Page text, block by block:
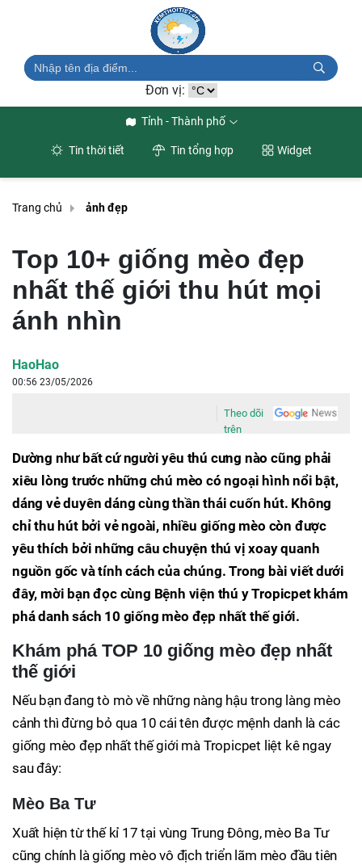
Đơn vị:
Tỉnh - Thành phố
Tin thời tiết Tin tổng hợp Widget
Trang chủ ảnh đẹp
Top 10+ giống mèo đẹp
nhất thế giới thu hút mọi
ánh nhìn
HaoHao
00:56 23/05/2026
Theo dõi
trên
Dường như bất cứ người yêu thú cưng nào cũng phải
xiêu lòng trước những chú mèo có ngoại hình nổi bật,
dáng vẻ duyên dáng cùng thần thái cuốn hút. Không
chỉ thu hút bởi vẻ ngoài, nhiều giống mèo còn được
yêu thích bởi những câu chuyện thú vị xoay quanh
nguồn gốc và tính cách của chúng. Trong bài viết dưới
đây, mời bạn đọc cùng Bệnh viện thú y Tropicpet khám
phá danh sách 10 giống mèo đẹp nhất thế giới.
Khám phá TOP 10 giống mèo đẹp nhất
thế giới
Nếu bạn đang tò mò về những nàng hậu trong làng mèo
cảnh thì đừng bỏ qua 10 cái tên được mệnh danh là các
giống mèo đẹp nhất thế giới mà Tropicpet liệt kê ngay
sau đây:
Mèo Ba Tư
Xuất hiện từ thế kỉ 17 tại vùng Trung Đông, mèo Ba Tư
cũng chính là giống mèo vô địch triển lãm mèo đầu tiên